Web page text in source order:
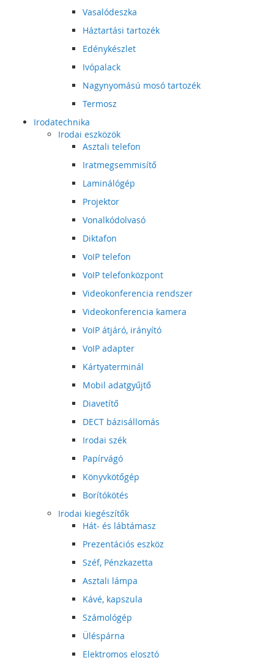
Vasalódeszka
Háztartási tartozék
Edénykészlet
Ivópalack
Nagynyomású mosó tartozék
Termosz
Irodatechnika
Irodai eszközök
Asztali telefon
Iratmegsemmisítő
Laminálógép
Projektor
Vonalkódolvasó
Diktafon
VoIP telefon
VoIP telefonközpont
Videokonferencia rendszer
Videokonferencia kamera
VoIP átjáró, irányító
VoIP adapter
Kártyaterminál
Mobil adatgyűjtő
Diavetítő
DECT bázisállomás
Irodai szék
Papírvágó
Könyvkötőgép
Borítókötés
Irodai kiegészítők
Hát- és lábtámasz
Prezentációs eszköz
Széf, Pénzkazetta
Asztali lámpa
Kávé, kapszula
Számológép
Üléspárna
Elektromos elosztó